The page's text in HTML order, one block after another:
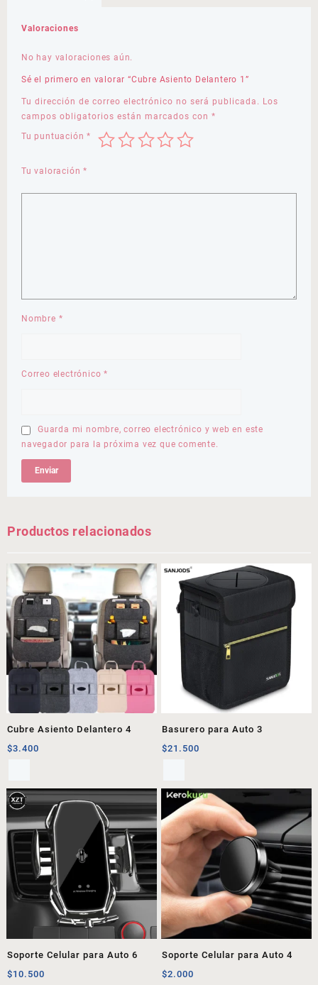
Valoraciones
No hay valoraciones aún.
Sé el primero en valorar “Cubre Asiento Delantero 1”
Tu dirección de correo electrónico no será publicada. Los
campos obligatorios están marcados con *
Tu puntuación*
Tu valoración*
Nombre *
Correo electrónico*
Guarda mi nombre, correo electrónico y web en este
navegador para la próxima vez que comente.
Productos relacionados
Cubre Asiento Delantero 4
$3.400
Basurero para Auto 3
$21.500
Soporte Celular para Auto 6
$10.500
Soporte Celular para Auto 4
$2.000